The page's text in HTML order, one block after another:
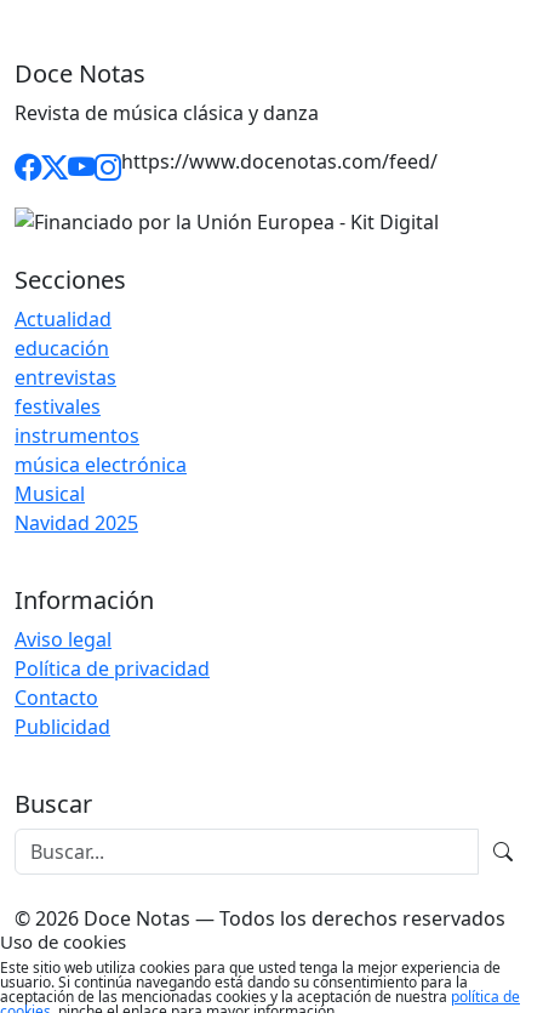
Doce Notas
Revista de música clásica y danza
https://www.docenotas.com/feed/
Secciones
Actualidad
educación
entrevistas
festivales
instrumentos
música electrónica
Musical
Navidad 2025
Información
Aviso legal
Política de privacidad
Contacto
Publicidad
Buscar
© 2026 Doce Notas — Todos los derechos reservados
Uso de cookies
Este sitio web utiliza cookies para que usted tenga la mejor experiencia de
usuario. Si continúa navegando está dando su consentimiento para la
aceptación de las mencionadas cookies y la aceptación de nuestra política de